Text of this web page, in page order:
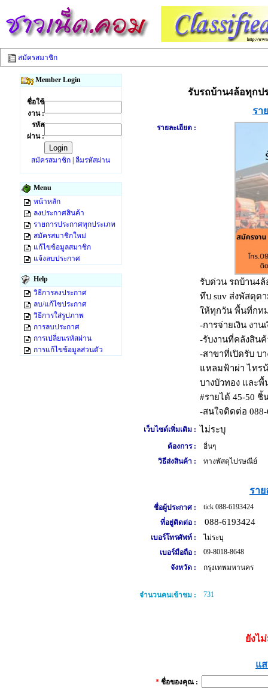
สมัครสมาชิก
Member Login
ชื่อใช้
งาน :
รหัส
ผ่าน :
สมัครสมาชิก ลืมรหัสผ่าน
Menu
หน้าหลัก
ลงประกาศสินค้า
รายการประกาศทุกประเภท
สมัครสมาชิกใหม่
แก้ไขข้อมูลสมาชิก
แจ้งลบประกาศ
Help
วิธีการลงประกาศ
ลบ/แก้ไขประกาศ
วิธีการใส่รูปภาพ
การลบประกาศ
การเปลี่ยนรหัสผ่าน
การแก้ไขข้อมูลส่วนตัว
รับรถบ้าน4ล้อทุกป
รา
รายละเอียด :
รับด่วน รถบ้าน4
ทึบ suv ส่งพัสดุต
ให้ทุกวัน พื้นที่ก
-การจ่ายเงิน งาน
-รับงานที่คลังสิน
-สาขาที่เปิดรับ บ
แหลมฟ้าผ่า ไทร
บางบัวทอง และพื้
#รายได้ 45-50 ชิ้
-สนใจติดต่อ 088-
เว็บไซต์เพิ่มเติม : ไม่ระบุ
ต้องการ :
อื่นๆ
วิธีส่งสินค้า :
ทางพัสดุไปรษณีย์
ราย
ชื่อผู้ประกาศ :
tick 088-6193424
ที่อยู่ติดต่อ :
088-6193424
เบอร์โทรศัพท์ :
ไม่ระบุ
เบอร์มือถือ :
09-8018-8648
จังหวัด :
กรุงเทพมหานคร
จำนวนคนเข้าชม : 731
ยังไ
แ
* ชื่อของคุณ :